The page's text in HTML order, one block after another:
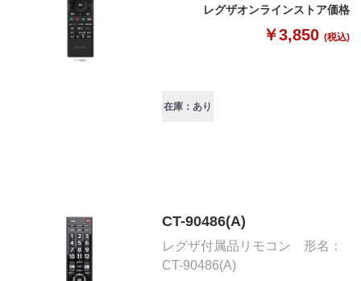
レグザオンラインストア価格
￥3,850 (税込)
在庫：あり
CT-90486(A)
レグザ付属品リモコン 形名：
CT-90486(A)